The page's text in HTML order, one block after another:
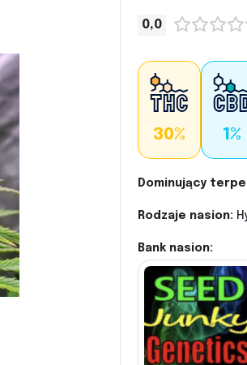
0,0
30% 1%
Dominujący
Rodzaje nasion:
Bank nasion: